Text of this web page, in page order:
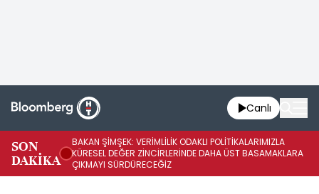
Canlı
SON
DAKİKA
BAKAN ŞİMŞEK: VERİMLİLİK ODAKLI POLİTİKALARIMIZLA
KÜRESEL DEĞER ZİNCİRLERİNDE DAHA ÜST BASAMAKLARA
ÇIKMAYI SÜRDÜRECEĞİZ